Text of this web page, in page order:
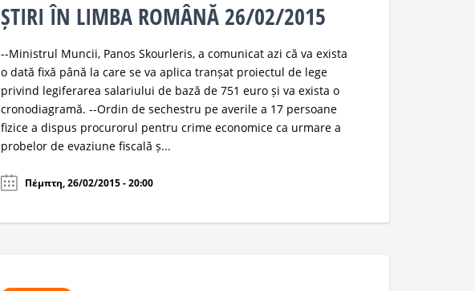
ȘTIRI ÎN LIMBA ROMÂNĂ 26/02/2015
--Ministrul Muncii, Panos Skourleris, a comunicat azi că va exista
o dată fixă până la care se va aplica tranșat proiectul de lege
privind legiferarea salariului de bază de 751 euro și va exista o
cronodiagramă. --Ordin de sechestru pe averile a 17 persoane
fizice a dispus procurorul pentru crime economice ca urmare a
probelor de evaziune fiscală ș...
Πέμπτη, 26/02/2015 - 20:00